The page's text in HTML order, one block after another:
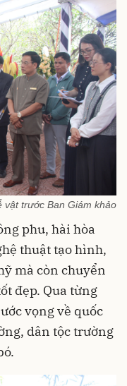
trước Ban Giám khảo
phu, hài hòa
thuật tạo hình,
mà còn chuyển
đẹp. Qua từng
vọng về quốc
dân tộc trường